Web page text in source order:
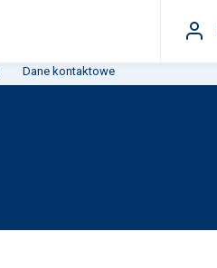
Dane kontaktowe